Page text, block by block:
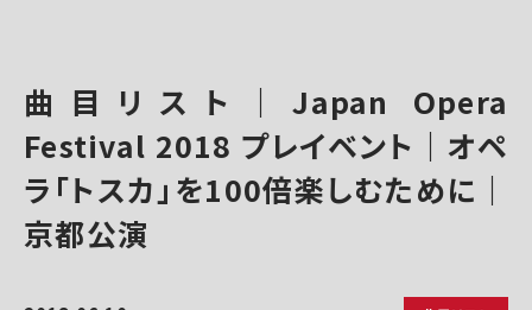
曲目リスト｜Japan Opera
Festival 2018 プレイベント｜オペ
ラ「トスカ」を100倍楽しむために｜
京都公演